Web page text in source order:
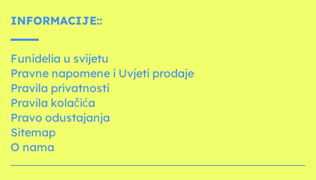
INFORMACIJE::
Funidelia u svijetu
Pravne napomene i Uvjeti prodaje
Pravila privatnosti
Pravila kolačića
Pravo odustajanja
Sitemap
O nama